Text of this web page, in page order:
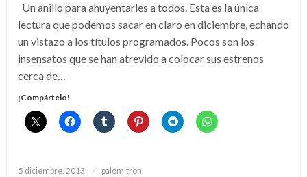
Un anillo para ahuyentarles a todos. Esta es la única
lectura que podemos sacar en claro en diciembre, echando
un vistazo a los títulos programados. Pocos son los
insensatos que se han atrevido a colocar sus estrenos
cerca de…
¡Compártelo!
Publicado
5 diciembre, 2013 palomitron